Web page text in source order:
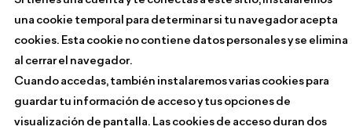
una cookie temporal para determinar si tu navegador acepta
cookies. Esta cookie no contiene datos personales y se elimina
al cerrar el navegador.
Cuando accedas, también instalaremos varias cookies para
guardar tu información de acceso y tus opciones de
visualización de pantalla. Las cookies de acceso duran dos